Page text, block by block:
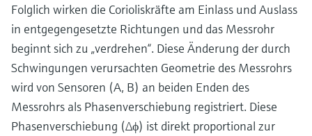
Folglich wirken die Corioliskräfte am Einlass und Auslass
in entgegengesetzte Richtungen und das Messrohr
beginnt sich zu „verdrehen“. Diese Änderung der durch
Schwingungen verursachten Geometrie des Messrohrs
wird von Sensoren (A, B) an beiden Enden des
Messrohrs als Phasenverschiebung registriert. Diese
Phasenverschiebung (∆ϕ) ist direkt proportional zur